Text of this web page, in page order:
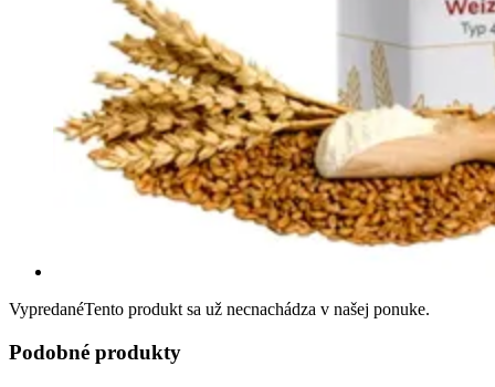
VypredanéTento produkt sa už necnachádza v našej ponuke.
Podobné produkty